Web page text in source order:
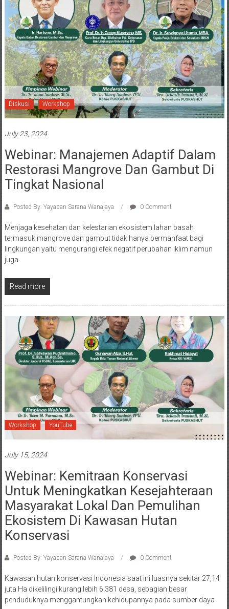
Diskusi Workshop
July 23, 2024
Webinar: Manajemen Adaptif Dalam
Restorasi Mangrove Dan Gambut Di
Tingkat Nasional
Posted By: Yayasan Sarana Wanajaya 0 Comment
Menjaga kesehatan dan kelestarian ekosistem lahan basah
termasuk mangrove dan gambut tidak hanya bermanfaat bagi
lingkungan yaitu mengurangi efek negatif perubahan iklim namun
juga
Read more
Workshop YouTube
July 15, 2024
Webinar: Kemitraan Konservasi
Untuk Meningkatkan Kesejahteraan
Masyarakat Lokal Dan Pemulihan
Ekosistem Di Kawasan Hutan
Konservasi
Posted By: Yayasan Sarana Wanajaya 0 Comment
Kawasan hutan konservasi Indonesia saat ini luasnya sekitar 27,14
juta Ha dikelilingi kurang lebih 6.381 desa, sebagian besar
penduduknya menggantungkan kehidupannya pada sumber daya